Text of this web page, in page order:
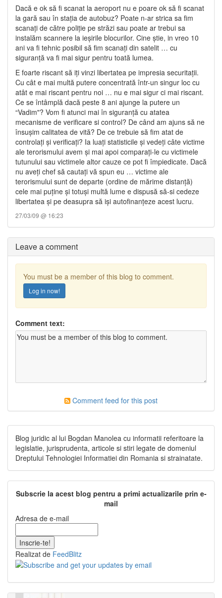
Dacă e ok să fi scanat la aeroport nu e poare ok să fi scanat
la gară sau în stația de autobuz? Poate n-ar strica sa fim
scanați de către poliție pe străzi sau poate ar trebui sa
instalăm scannere la ieșirile blocurilor. Cine știe, in vreo 10
ani va fi tehnic posibil să fim scanați din satelit … cu
siguranță va fi mai sigur pentru toată lumea.
E foarte riscant să iți vinzi libertatea pe impresia securitații.
Cu cât e mai multă putere concentrată într-un singur loc cu
atât e mai riscant pentru noi … nu e mai sigur ci mai riscant.
Ce se întâmplă dacă peste 8 ani ajunge la putere un
“Vadim"? Vom fi atunci mai în siguranță cu atatea
mecanisme de verificare si control? De când am ajuns să ne
însușim calitatea de vită? De ce trebuie să fim atat de
controlați și verificați? Ia luați statisticile și vedeți câte victime
ale terorismului avem și mai apoi comparați-le cu victimele
tutunului sau victimele altor cauze ce pot fi împiedicate. Dacă
nu aveți chef să cautați vă spun eu … victime ale
terorismului sunt de departe (ordine de mărime distanță)
cele mai puține și totuși multă lume e dispusă să-si cedeze
libertatea și pe deasupra să iși autofinanțeze acest lucru.
27/03/09 @ 16:23
Leave a comment
You must be a member of this blog to comment.
Log in now!
Comment text:
Comment feed for this post
Blog juridic al lui Bogdan Manolea cu informatii referitoare la
legislatie, jurisprudenta, articole si stiri legate de domeniul
Dreptului Tehnologiei Informatiei din Romania si strainatate.
Subscrie la acest blog pentru a primi actualizarile prin e-
mail
Adresa de e-mail
Realizat de FeedBlitz